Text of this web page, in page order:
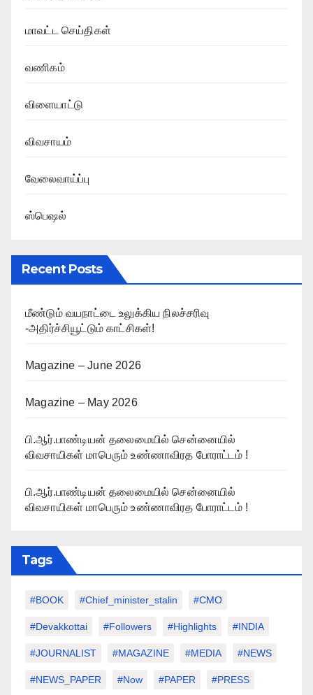
மாவட்ட செய்திகள்
வணிகம்
விளையாட்டு
விவசாயம்
வேலைவாய்ப்பு
ஸ்பெஷல்
Recent Posts
மீண்டும் வயநாட்டை உலுக்கிய நிலச்சரிவு
-அதிர்ச்சியூட்டும் காட்சிகள்!
Magazine – June 2026
Magazine – May 2026
பி.ஆர்.பாண்டியன் தலைமையில் சென்னையில்
விவசாயிகள் மாபெரும் உண்ணாவிரத போராட்டம் !
பி.ஆர்.பாண்டியன் தலைமையில் சென்னையில்
விவசாயிகள் மாபெரும் உண்ணாவிரத போராட்டம் !
Tags
#BOOK #chief_minister_stalin #CMO
#devakkottai #followers #highlights #INDIA
#JOURNALIST #MAGAZINE #MEDIA #NEWS
#NEWS_PAPER #Now #PAPER #PRESS